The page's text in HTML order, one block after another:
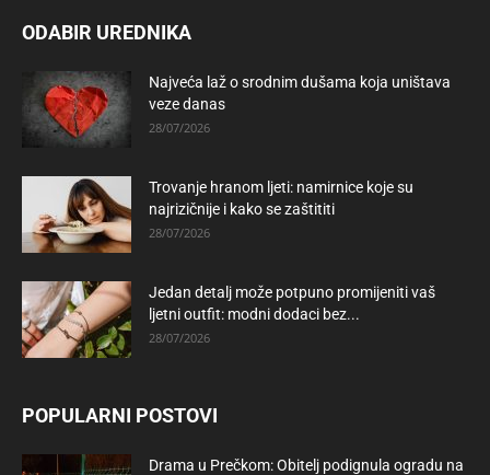
ODABIR UREDNIKA
Najveća laž o srodnim dušama koja uništava
veze danas
28/07/2026
Trovanje hranom ljeti: namirnice koje su
najrizičnije i kako se zaštititi
28/07/2026
Jedan detalj može potpuno promijeniti vaš
ljetni outfit: modni dodaci bez...
28/07/2026
POPULARNI POSTOVI
Drama u Prečkom: Obitelj podignula ogradu na